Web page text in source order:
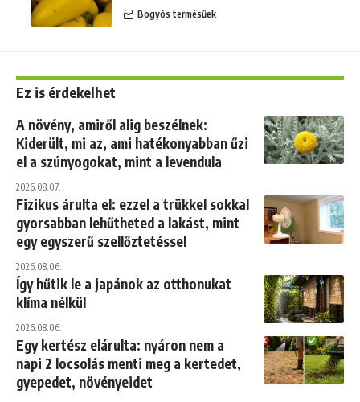
Bogyós termésűek
Ez is érdekelhet
A növény, amiről alig beszélnek:
Kiderült, mi az, ami hatékonyabban űzi
el a szúnyogokat, mint a levendula
2026.08.07.
Fizikus árulta el: ezzel a trükkel sokkal
gyorsabban lehűtheted a lakást, mint
egy egyszerű szellőztetéssel
2026.08.06.
Így hűtik le a japánok az otthonukat
klíma nélkül
2026.08.06.
Egy kertész elárulta: nyáron nem a
napi 2 locsolás menti meg a kertedet,
gyepedet, növényeidet